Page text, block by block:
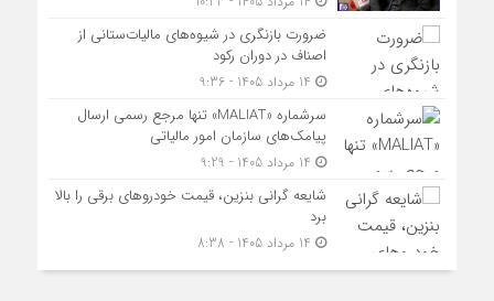
ضرورت بازنگری در شیوه‌های مالیات‌ستانی از
اصناف در دوران رکود
سرشماره «MALIAT» تنها مرجع رسمی ارسال
پیامک‌های سازمان امور مالیاتی
شایعه گرانی بنزین، قیمت خودروهای برقی را بالا
برد